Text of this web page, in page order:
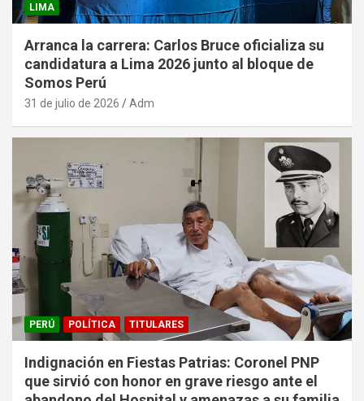
LIMA
Arranca la carrera: Carlos Bruce oficializa su
candidatura a Lima 2026 junto al bloque de
Somos Perú
31 de julio de 2026 Adm
PERÚ POLÍTICA TITULARES
Indignación en Fiestas Patrias: Coronel PNP
que sirvió con honor en grave riesgo ante el